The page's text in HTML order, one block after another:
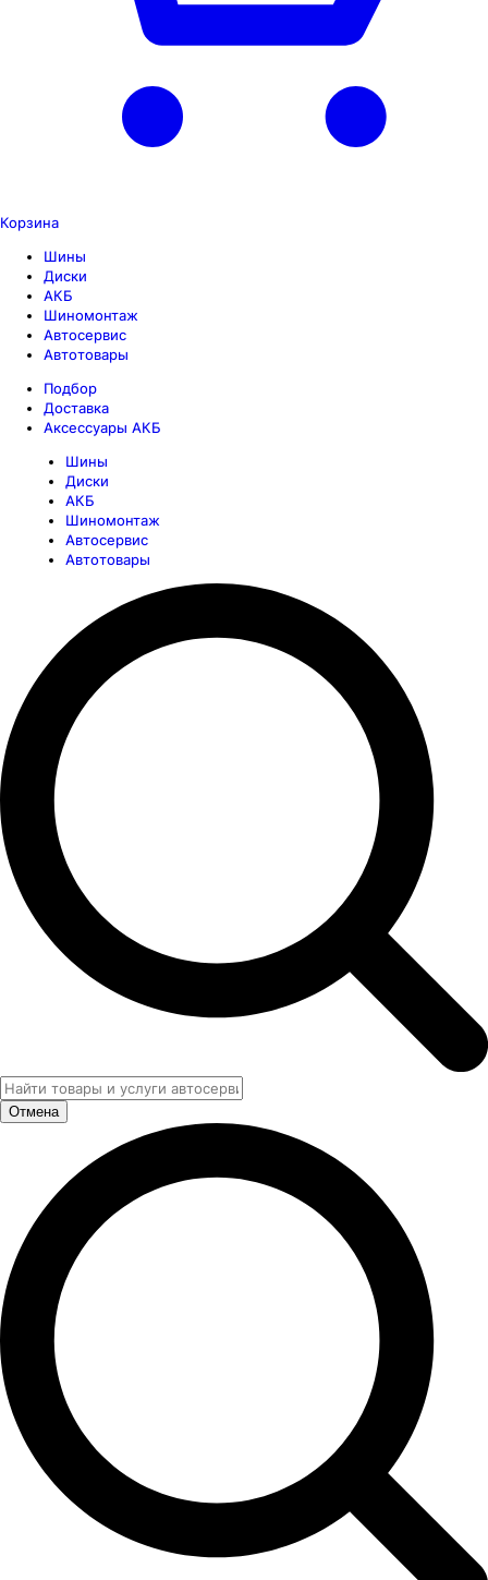
Корзина
Шины
Диски
АКБ
Шиномонтаж
Автосервис
Автотовары
Подбор
Доставка
Аксессуары АКБ
Шины
Диски
АКБ
Шиномонтаж
Автосервис
Автотовары
Отмена